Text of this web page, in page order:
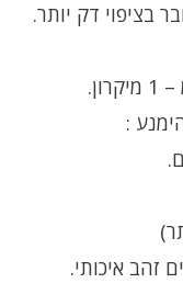
בציפוי דק יותר.
:
זהב איכותי.